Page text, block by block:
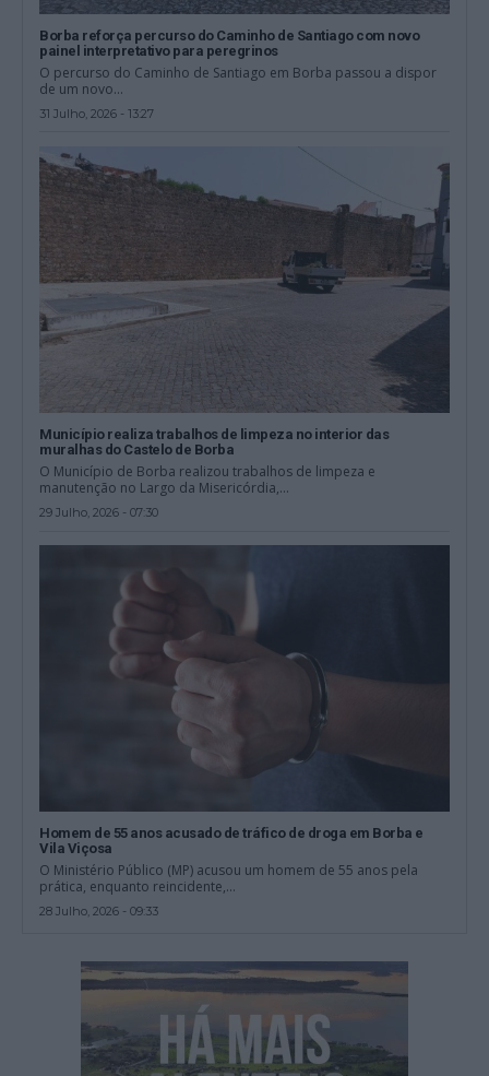
Borba reforça percurso do Caminho de Santiago com novo
painel interpretativo para peregrinos
O percurso do Caminho de Santiago em Borba passou a dispor
de um novo...
31 Julho, 2026 - 13:27
Município realiza trabalhos de limpeza no interior das
muralhas do Castelo de Borba
O Município de Borba realizou trabalhos de limpeza e
manutenção no Largo da Misericórdia,...
29 Julho, 2026 - 07:30
Homem de 55 anos acusado de tráfico de droga em Borba e
Vila Viçosa
O Ministério Público (MP) acusou um homem de 55 anos pela
prática, enquanto reincidente,...
28 Julho, 2026 - 09:33